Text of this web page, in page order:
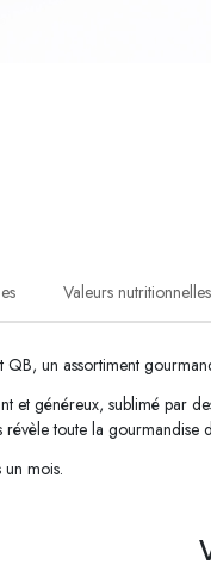
Valeurs nutritionnelles
un assortiment
généreux, sublimé par
toute la gourmandise
un mois.